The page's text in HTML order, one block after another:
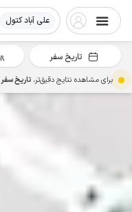
علی آباد کتول
تاریخ سفر
برای مشاهده نتایج دقیق‌تر، تاریخ سفر